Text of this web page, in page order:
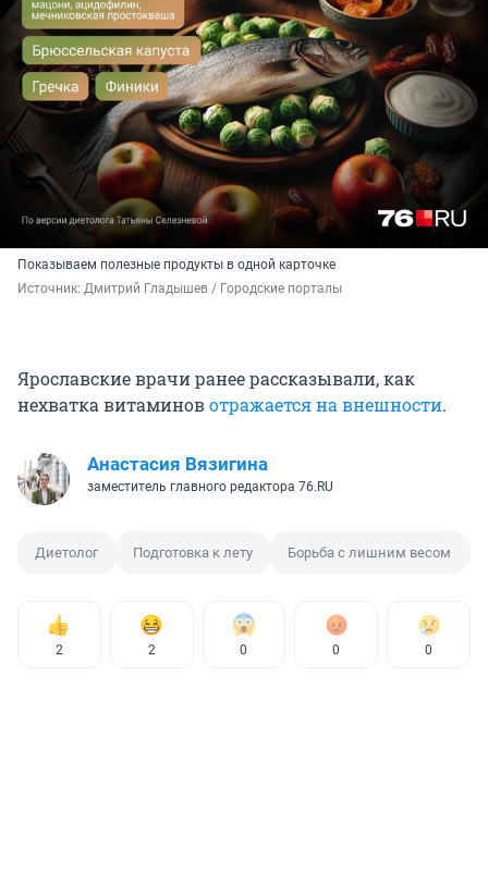
Показываем полезные продукты в одной карточке
Источник: Дмитрий Гладышев / Городские порталы
Ярославские врачи ранее рассказывали, как
нехватка витаминовотражается на внешности.
Анастасия Вязигина
заместитель главного редактора 76.RU
Диетолог Подготовка к лету Борьба с лишним весом
2 2 0 0 0